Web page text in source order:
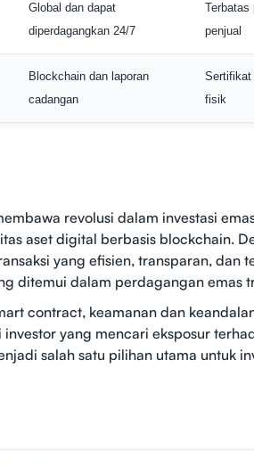
Global dan dapat
diperdagangkan 24/7
Terbatas
penjual
Blockchain dan laporan
cadangan
Sertifikat
fisik
revolusi dalam investasi
aset digital berbasis blockchain.
yang efisien, transparan, dan
ditemui dalam perdagangan emas
contract, keamanan dan
yang mencari eksposur
salah satu pilihan utama untuk